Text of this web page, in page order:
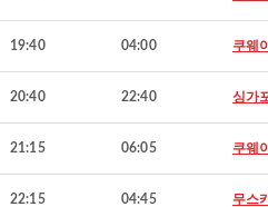
19:40 04:00 쿠웨
20:40 22:40 싱가
21:15 06:05 쿠웨
22:15 04:45 무스